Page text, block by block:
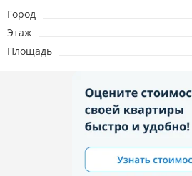
Город
Этаж
Площадь